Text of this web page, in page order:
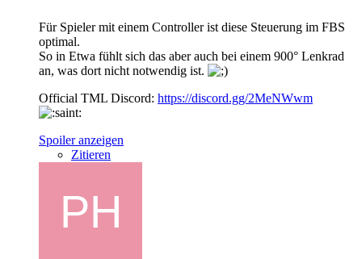
Für Spieler mit einem Controller ist diese Steuerung im FBS
optimal.
So in Etwa fühlt sich das aber auch bei einem 900° Lenkrad
an, was dort nicht notwendig ist.
Official TML Discord: https://discord.gg/2MeNWwm
Spoiler anzeigen
Zitieren